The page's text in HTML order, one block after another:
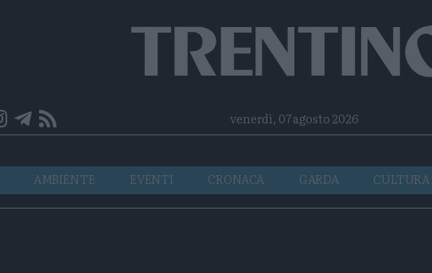
Telegram
RSSvenerdì, 07 agosto 2026
AMBIENTE EVENTI CRONACA GARDA CULTURA